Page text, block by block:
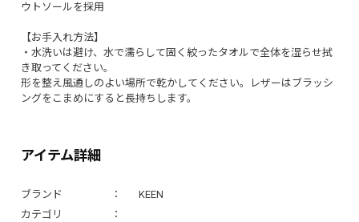
アイテム詳細
ブランド
KEEN
カテゴリ
ウトソールを採用
【お手入れ方法】
・水洗いは避け、水で濡らして固く絞ったタオルで全体を湿らせ拭
き取ってください。
形を整え風通しのよい場所で乾かしてください。レザーはブラッシ
ングをこまめにすると長持ちします。